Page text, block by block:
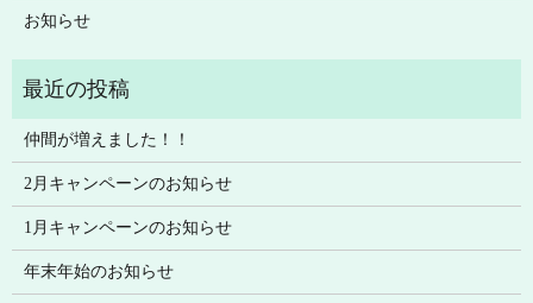
お知らせ
仲間が増えました！！
2月キャンペーンのお知らせ
1月キャンペーンのお知らせ
年末年始のお知らせ